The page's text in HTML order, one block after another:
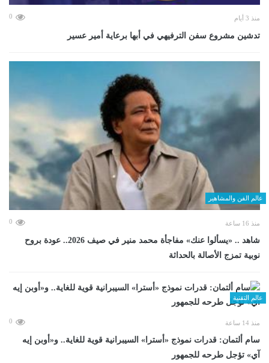
منذ 3 أيام 0
تدشين مشروع سفن الترفيهي في أبها برعاية أمير عسير
عالم الفن والمشاهير
منذ 16 ساعة 0
شاهد .. «يسألوا عنك» مفاجأة محمد منير في صيف 2026.. عودة بروح
نوبية تمزج الأصالة بالحداثة
عالم التقنية
منذ 14 ساعة 0
سام ألتمان: قدرات نموذج «أسترا» السيبرانية قوية للغاية.. و«أوبن إيه
آي» تؤجل طرحه للجمهور